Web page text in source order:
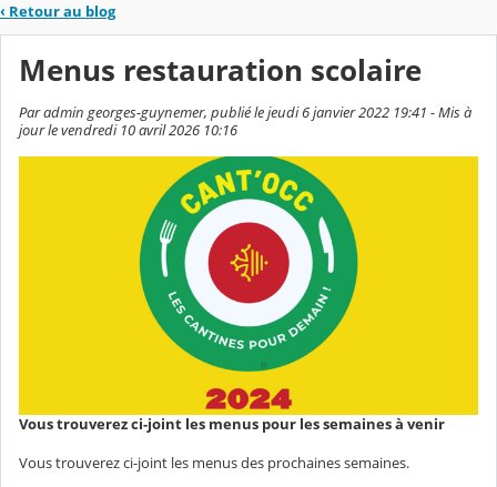
‹ Retour au blog
Menus restauration scolaire
Par admin georges-guynemer, publié le jeudi 6 janvier 2022 19:41 - Mis à
jour le vendredi 10 avril 2026 10:16
Vous trouverez ci-joint les menus pour les semaines à venir
Vous trouverez ci-joint les menus des prochaines semaines.